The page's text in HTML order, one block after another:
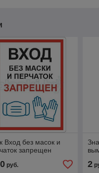
Вход без масок и
запрещен
руб. 2